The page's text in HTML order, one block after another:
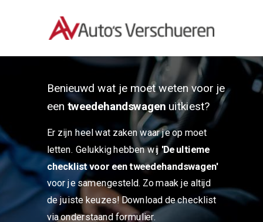
Benieuwd wat je moet weten voor je
een tweedehandswagen uitkiest?
Er zijn heel wat zaken waar je op moet
letten. Gelukkig hebben wij 'De ultieme
checklist voor een tweedehandswagen'
voor je samengesteld. Zo maak je altijd
de juiste keuzes! Download de checklist
via onderstaand formulier.